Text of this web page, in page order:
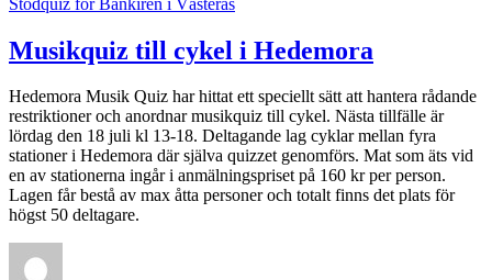
Musikquiz till cykel i Hedemora
Hedemora Musik Quiz har hittat ett speciellt sätt att hantera rådande
restriktioner och anordnar musikquiz till cykel. Nästa tillfälle är
lördag den 18 juli kl 13-18. Deltagande lag cyklar mellan fyra
stationer i Hedemora där själva quizzet genomförs. Mat som äts vid
en av stationerna ingår i anmälningspriset på 160 kr per person.
Lagen får bestå av max åtta personer och totalt finns det plats för
högst 50 deltagare.